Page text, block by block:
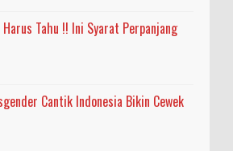
Harus Tahu !! Ini Syarat Perpanjang
Cantik Indonesia Bikin Cewek